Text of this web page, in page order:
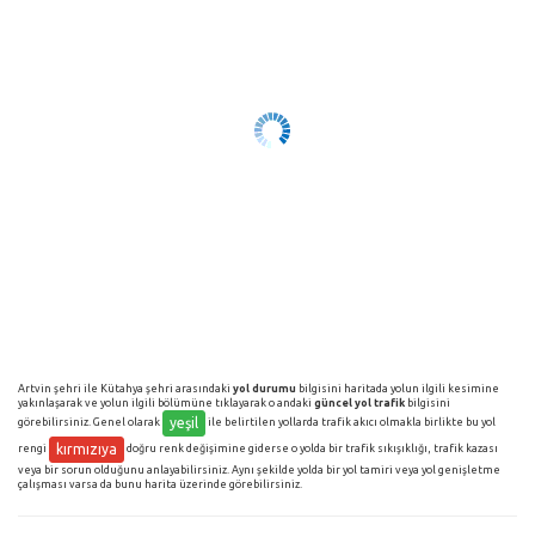
Artvin şehri ile Kütahya şehri arasındaki yol durumu bilgisini haritada yolun ilgili kesimine
yakınlaşarak ve yolun ilgili bölümüne tıklayarak o andaki güncel yol trafik bilgisini
görebilirsiniz. Genel olarak
yeşil ile belirtilen yollarda trafik akıcı olmakla birlikte bu yol
rengi kırmızıya
doğru renk değişimine giderse o yolda bir trafik sıkışıklığı, trafik kazası
veya bir sorun olduğunu anlayabilirsiniz. Aynı şekilde yolda bir yol tamiri veya yol genişletme
çalışması varsa da bunu harita üzerinde görebilirsiniz.